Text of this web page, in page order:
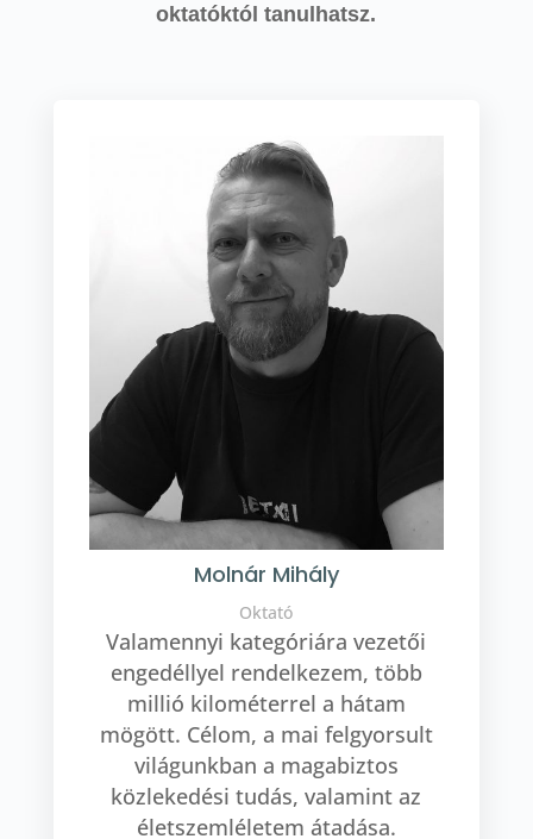
oktatóktól tanulhatsz.
Molnár Mihály
Oktató
Valamennyi kategóriára vezetői
engedéllyel rendelkezem, több
millió kilométerrel a hátam
mögött. Célom, a mai felgyorsult
világunkban a magabiztos
közlekedési tudás, valamint az
életszemléletem átadása.